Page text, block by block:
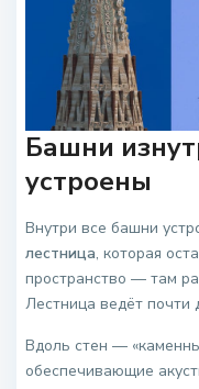
Башни
устроены
Внутри все башни
лестница, которая
пространство — там
Лестница ведёт
Вдоль стен —
обеспечивающие